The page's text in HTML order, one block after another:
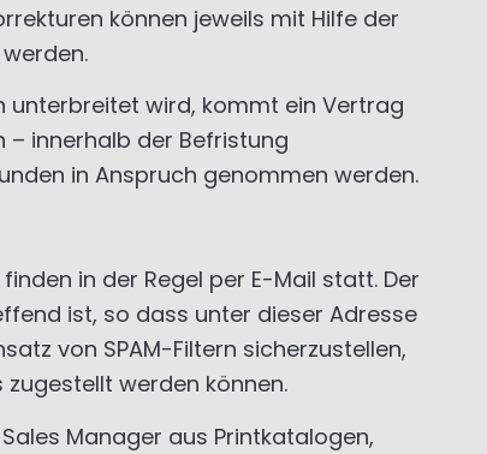
können jeweils mit Hilfe der
unterbreitet wird, kommt ein Vertrag
– innerhalb der Befristung
in Anspruch genommen werden.
in der Regel per E-Mail statt. Der
ist, so dass unter dieser Adresse
von SPAM-Filtern sicherzustellen,
werden können.
Sales Manager aus Printkatalogen,